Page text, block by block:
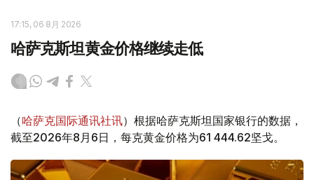
17:15, 06 8月 2026
哈萨克斯坦黄金价格继续走低
（哈萨克国际通讯社讯）根据哈萨克斯坦国家银行的数据，
截至2026年8月6日，每克黄金价格为61 444.62坚戈。